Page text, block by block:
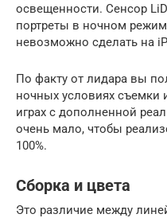
освещенности. Сенсор
портреты в ночном
невозможно сделать на
По факту от лидара вы
ночных условиях съемки
играх с дополненной
очень мало, чтобы
100%.
Сборка и цвета
Это различие между